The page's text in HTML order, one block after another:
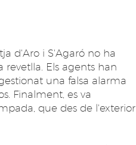
d'Aro i S'Agaró no ha
Els agents han
una falsa alarma
Finalment, es va
que des de l'exterior